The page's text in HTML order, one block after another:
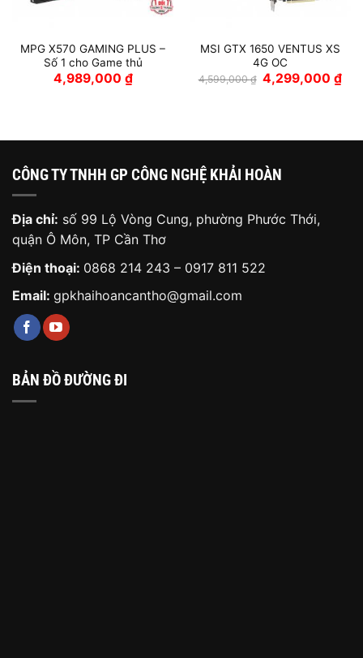
MPG X570 GAMING PLUS –
Số 1 cho Game thủ
4,989,000 ₫
MSI GTX 1650 VENTUS XS
4G OC
4,599,000₫ Giá
gốc
4,299,000₫Giá
CÔNG TY TNHH GP CÔNG NGHỆ KHẢI HOÀN
Địa chỉ: số 99 Lộ Vòng Cung, phường Phước Thới,
quận Ô Môn, TP Cần Thơ
Điện thoại: 0868 214 243 – 0917 811 522
Email: gpkhaihoancantho@gmail.com
BẢN ĐỒ ĐƯỜNG ĐI